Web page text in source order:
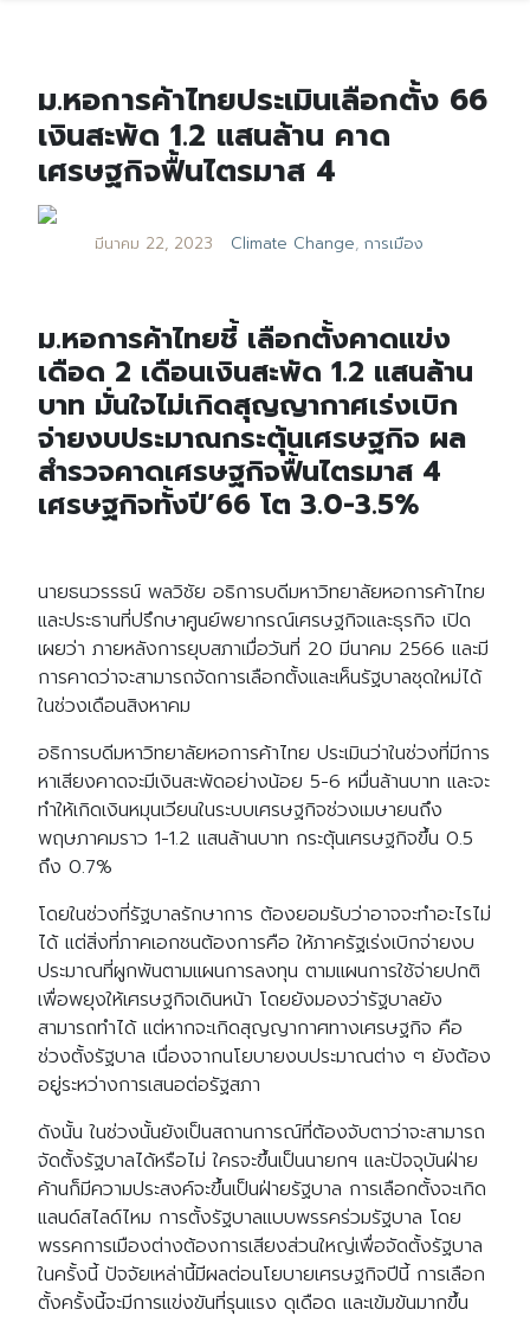
ม.หอการค้าไทยประเมินเลือกตั้ง 66
เงินสะพัด 1.2 แสนล้าน คาด
เศรษฐกิจฟื้นไตรมาส 4
มีนาคม 22, 2023 Climate Change, การเมือง
ม.หอการค้าไทยชี้ เลือกตั้งคาดแข่ง
เดือด 2 เดือนเงินสะพัด 1.2 แสนล้าน
บาท มั่นใจไม่เกิดสุญญากาศเร่งเบิก
จ่ายงบประมาณกระตุ้นเศรษฐกิจ ผล
สำรวจคาดเศรษฐกิจฟื้นไตรมาส 4
เศรษฐกิจทั้งปี’66 โต 3.0-3.5%
นายธนวรรธน์ พลวิชัย อธิการบดีมหาวิทยาลัยหอการค้าไทย
และประธานที่ปรึกษาศูนย์พยากรณ์เศรษฐกิจและธุรกิจ เปิด
เผยว่า ภายหลังการยุบสภาเมื่อวันที่ 20 มีนาคม 2566 และมี
การคาดว่าจะสามารถจัดการเลือกตั้งและเห็นรัฐบาลชุดใหม่ได้
ในช่วงเดือนสิงหาคม
อธิการบดีมหาวิทยาลัยหอการค้าไทย ประเมินว่าในช่วงที่มีการ
หาเสียงคาดจะมีเงินสะพัดอย่างน้อย 5-6 หมื่นล้านบาท และจะ
ทำให้เกิดเงินหมุนเวียนในระบบเศรษฐกิจช่วงเมษายนถึง
พฤษภาคมราว 1-1.2 แสนล้านบาท กระตุ้นเศรษฐกิจขึ้น 0.5
ถึง 0.7%
โดยในช่วงที่รัฐบาลรักษาการ ต้องยอมรับว่าอาจจะทำอะไรไม่
ได้ แต่สิ่งที่ภาคเอกชนต้องการคือ ให้ภาครัฐเร่งเบิกจ่ายงบ
ประมาณที่ผูกพันตามแผนการลงทุน ตามแผนการใช้จ่ายปกติ
เพื่อพยุงให้เศรษฐกิจเดินหน้า โดยยังมองว่ารัฐบาลยัง
สามารถทำได้ แต่หากจะเกิดสุญญากาศทางเศรษฐกิจ คือ
ช่วงตั้งรัฐบาล เนื่องจากนโยบายงบประมาณต่าง ๆ ยังต้อง
อยู่ระหว่างการเสนอต่อรัฐสภา
ดังนั้น ในช่วงนั้นยังเป็นสถานการณ์ที่ต้องจับตาว่าจะสามารถ
จัดตั้งรัฐบาลได้หรือไม่ ใครจะขึ้นเป็นนายกฯ และปัจจุบันฝ่าย
ค้านก็มีความประสงค์จะขึ้นเป็นฝ่ายรัฐบาล การเลือกตั้งจะเกิด
แลนด์สไลด์ไหม การตั้งรัฐบาลแบบพรรคร่วมรัฐบาล โดย
พรรคการเมืองต่างต้องการเสียงส่วนใหญ่เพื่อจัดตั้งรัฐบาล
ในครั้งนี้ ปัจจัยเหล่านี้มีผลต่อนโยบายเศรษฐกิจปีนี้ การเลือก
ตั้งครั้งนี้จะมีการแข่งขันที่รุนแรง ดุเดือด และเข้มข้นมากขึ้น